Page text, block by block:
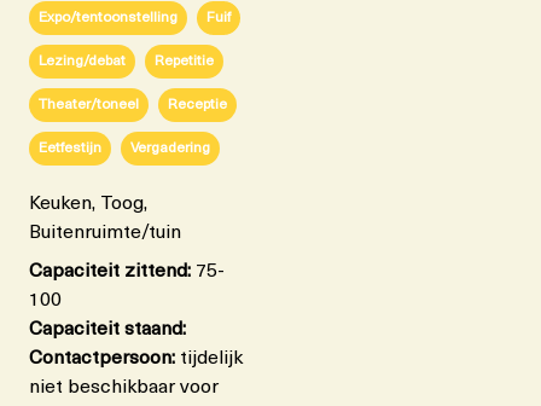
Expo/tentoonstelling Fuif
Lezing/debat Repetitie
Theater/toneel Receptie
Eetfestijn Vergadering
Keuken, Toog,
Buitenruimte/tuin
Capaciteit zittend: 75-
100
Capaciteit staand:
Contactpersoon: tijdelijk
niet beschikbaar voor